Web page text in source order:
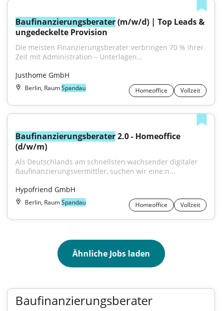
Baufinanzierungsberater (m/w/d) | Top Leads &
ungedeckelte Provision
Die meisten Finanzierungsberater verbringen 70 % ihrer
Zeit mit Administration – Unterlagen...
Justhome GmbH
Berlin, RaumSpandau Homeoffice Vollzeit
Baufinanzierungsberater 2.0 - Homeoffice
(d/w/m)
Als Deutschlands am schnellsten wachsender digitaler
Baufinanzierungsvermittler, suchen wir eine:n...
Hypofriend GmbH
Berlin, RaumSpandau Homeoffice Vollzeit
Ähnliche Jobs laden
Baufinanzierungsberater